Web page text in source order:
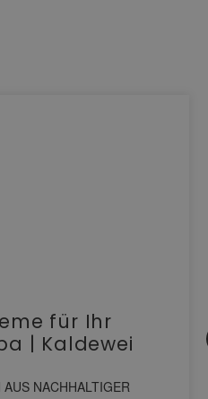
für Ihr
| Kaldewei
NACHHALTIGER